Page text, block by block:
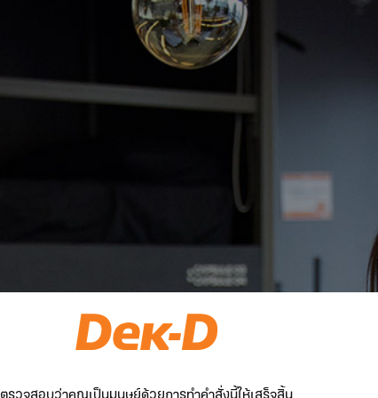
ตรวจสอบว่าคุณเป็นมนุษย์ด้วยการทำคำสั่งนี้ให้เสร็จสิ้น